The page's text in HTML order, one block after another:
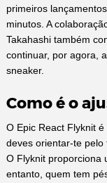
primeiros
minutos. A
Takahashi também
continuar, por agora,
sneaker.
Como é o
O Epic React Flyknit
deves orientar-te pelo
O Flyknit proporciona
entanto, quem tem